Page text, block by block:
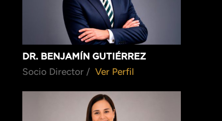
DR. BENJAMÍN GUTIÉRREZ
Socio Director / Ver Perfil